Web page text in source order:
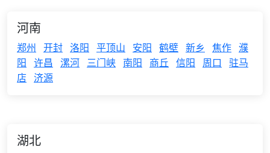
河南
郑州 开封 洛阳 平顶山 安阳 鹤壁 新乡 焦作 濮
阳 许昌 漯河 三门峡 南阳 商丘 信阳 周口
驻马
店 济源
湖北